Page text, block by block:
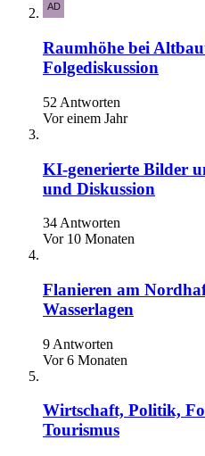
Raumhöhe bei
Folgediskussion
52 Antworten
Vor einem Jahr
KI-generierte Bilder
und Diskussion
34 Antworten
Vor 10 Monaten
Flanieren am
Wasserlagen
9 Antworten
Vor 6 Monaten
Wirtschaft, Politik,
Tourismus